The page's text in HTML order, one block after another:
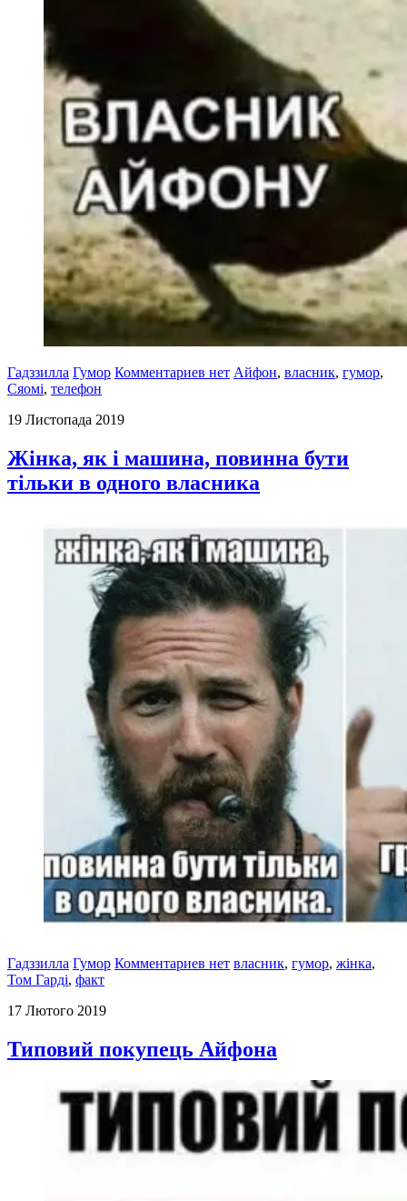
Гадззилла Гумор Комментариев нет Айфон, власник, гумор,
Сяомі, телефон
19 Листопада 2019
Жінка, як і машина, повинна бути
тільки в одного власника
Гадззилла Гумор Комментариев нет власник, гумор, жінка,
Том Гарді, факт
17 Лютого 2019
Типовий покупець Айфона